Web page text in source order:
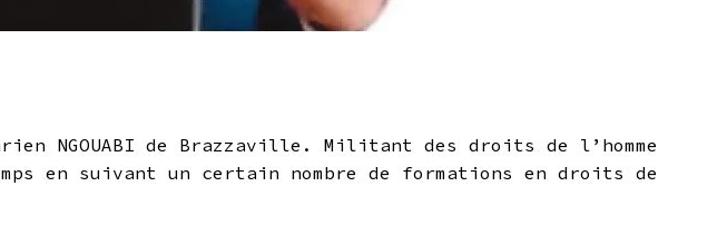
NGOUABI de Brazzaville. Militant des droits de l’homme
en suivant un certain nombre de formations en droits de